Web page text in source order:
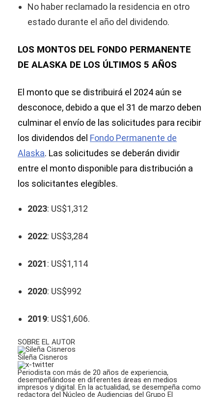
No haber reclamado la residencia en otro
estado durante el año del dividendo.
LOS MONTOS DEL FONDO PERMANENTE
DE ALASKA DE LOS ÚLTIMOS 5 AÑOS
El monto que se distribuirá el 2024 aún se
desconoce, debido a que el 31 de marzo deben
culminar el envío de las solicitudes para recibir
los dividendos del Fondo Permanente de
Alaska. Las solicitudes se deberán dividir
entre el monto disponible para distribución a
los solicitantes elegibles.
2023: US$1,312
2022: US$3,284
2021: US$1,114
2020: US$992
2019: US$1,606.
SOBRE EL AUTOR
Sileña Cisneros
Periodista con más de 20 años de experiencia,
desempeñándose en diferentes áreas en medios
impresos y digital. En la actualidad, se desempeña como
redactora del Núcleo de Audiencias del Grupo El